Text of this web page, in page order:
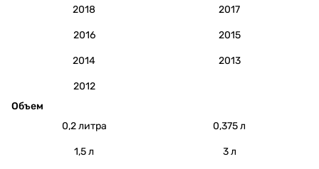
2018 2017
2016 2015
2014 2013
2012
Объем
0,2 литра
0,375 л
1,5 л 3 л